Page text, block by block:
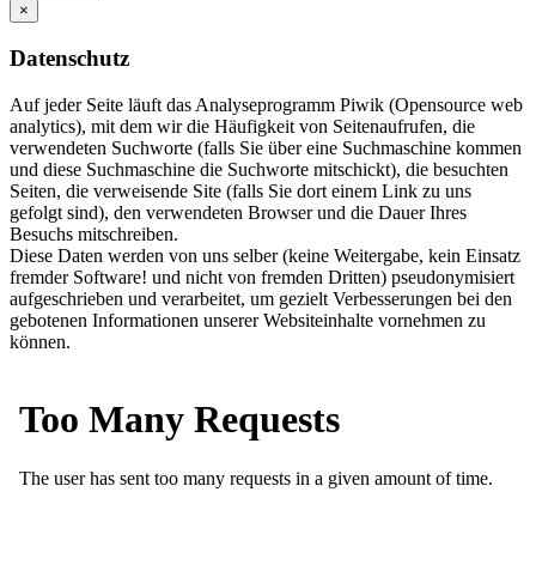
×
Datenschutz
Auf jeder Seite läuft das Analyseprogramm Piwik (Opensource web
analytics), mit dem wir die Häufigkeit von Seitenaufrufen, die
verwendeten Suchworte (falls Sie über eine Suchmaschine kommen
und diese Suchmaschine die Suchworte mitschickt), die besuchten
Seiten, die verweisende Site (falls Sie dort einem Link zu uns
gefolgt sind), den verwendeten Browser und die Dauer Ihres
Besuchs mitschreiben.
Diese Daten werden von uns selber (keine Weitergabe, kein Einsatz
fremder Software! und nicht von fremden Dritten) pseudonymisiert
aufgeschrieben und verarbeitet, um gezielt Verbesserungen bei den
gebotenen Informationen unserer Websiteinhalte vornehmen zu
können.